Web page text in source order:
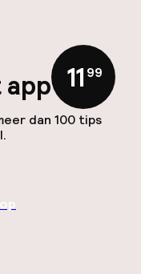
dan 100 tips
11 ,99